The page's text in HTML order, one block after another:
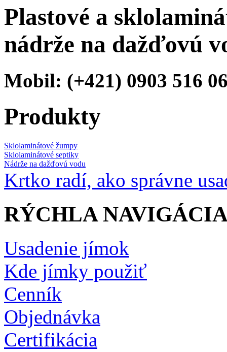
Plastové a
nádrže na dažďovú
Mobil: (+421) 0903 516
Produkty
Sklolaminátové žumpy
Sklolaminátové septiky
Nádrže na dažďovú vodu
Krtko radí, ako správne
RÝCHLA
Usadenie jímok
Kde jímky použiť
Cenník
Objednávka
Certifikácia